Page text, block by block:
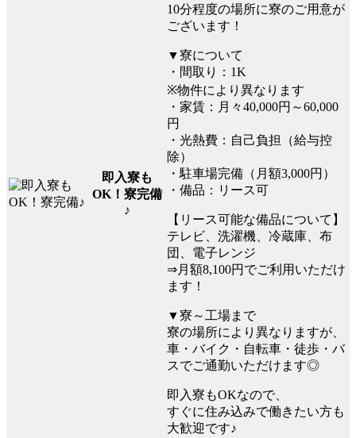
即入寮も
OK！寮完備
♪
10分程度の場所に寮のご用意が
ございます！
▼寮について
・間取り：1K
※物件により異なります
・家賃：月々40,000円～60,000
円
・光熱費：自己負担（給与控
除）
・駐車場完備（月額3,000円）
・備品：リース可
【リース可能な備品について】
テレビ、洗濯機、冷蔵庫、布
団、電子レンジ
⇒月額8,100円でご利用いただけ
ます！
▼寮～工場まで
寮の場所により異なりますが、
車・バイク・自転車・徒歩・バ
スでご通勤いただけます◎
即入寮もOKなので、
すぐに住み込みで働きたい方も
大歓迎です♪